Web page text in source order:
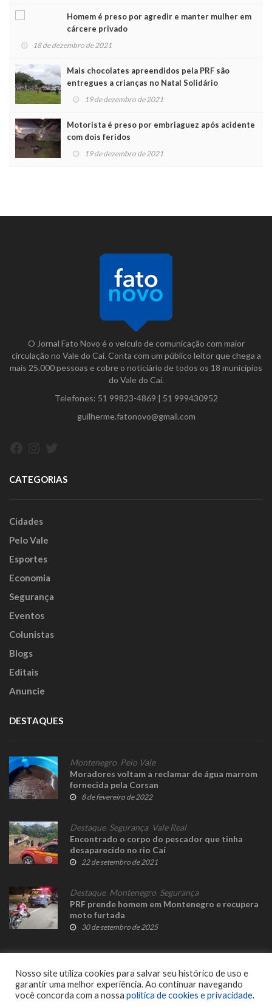
Homem é preso por agredir e manter mulher em
cárcere privado
18 de dezembro de 2021
Mais chocolates apreendidos pela PRF são
entregues a crianças no Natal Solidário
19 de dezembro de 2021
Motorista é preso por embriaguez após acidente
com dois feridos
19 de dezembro de 2021
O Jornal Fato Novo é o veículo de comunicação com maior
circulação no Vale do Caí. Conta com um público leitor que chega a
mais 25.000 pessoas e cobre o noticiário de todos os 18 municípios
do Vale do Caí.
Telefones: 51 99823-4869 | 51 999430952
guilherme.fatonovo@gmail.com
CATEGORIAS
Cidades
Pelo Vale
Esportes
Economia
Segurança
Eventos
Colunistas
Blogs
Editais
Anuncie
DESTAQUES
Montenegro Pelo Vale
Moradores voltam a reclamar de água marrom
fornecida pela Corsan
8 de fevereiro de 2022
Destaque, Segurança, Vale Real
Encontrado o corpo do pescador que tinha
desaparecido no rio Caí
22 de setembro de 2021
Destaque, Montenegro Segurança
PRF prende homem em Montenegro e recupera
moto furtada
30 de setembro de 2025
Nosso site utiliza cookies para salvar seu histórico de uso e
garantir uma melhor experiência. Ao continuar navegando
você concorda com a nossa política de cookies e privacidade.